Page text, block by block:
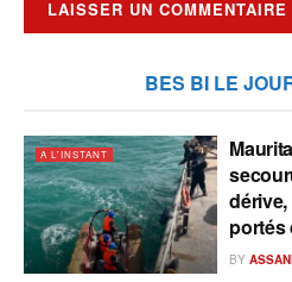
BES BI LE
A L'INSTANT
portés
BY